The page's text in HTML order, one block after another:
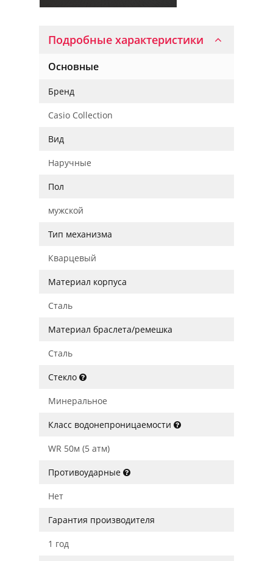
Подробные характеристики
Основные
Бренд
Casio Collection
Вид
Наручные
Пол
мужской
Тип механизма
Кварцевый
Материал корпуса
Сталь
Материал браслета/ремешка
Сталь
Стекло
Минеральное
Класс водонепроницаемости
WR 50м (5 атм)
Противоударные
Нет
Гарантия производителя
1 год